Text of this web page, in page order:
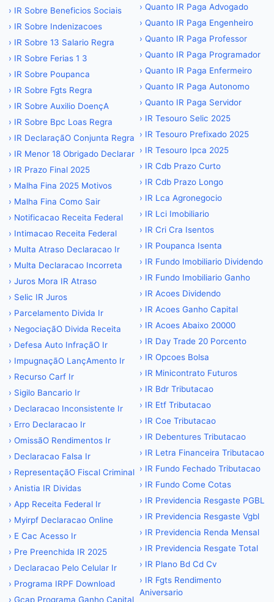
› IR Sobre Beneficios Sociais
› IR Sobre Indenizacoes
› IR Sobre 13 Salario Regra
› IR Sobre Ferias 1 3
› IR Sobre Poupanca
› IR Sobre Fgts Regra
› IR Sobre Auxilio DoençA
› IR Sobre Bpc Loas Regra
› IR DeclaraçãO Conjunta Regra
› IR Menor 18 Obrigado Declarar
› IR Prazo Final 2025
› Malha Fina 2025 Motivos
› Malha Fina Como Sair
› Notificacao Receita Federal
› Intimacao Receita Federal
› Multa Atraso Declaracao Ir
› Multa Declaracao Incorreta
› Juros Mora IR Atraso
› Selic IR Juros
› Parcelamento Divida Ir
› NegociaçãO Divida Receita
› Defesa Auto InfraçãO Ir
› ImpugnaçãO LançAmento Ir
› Recurso Carf Ir
› Sigilo Bancario Ir
› Declaracao Inconsistente Ir
› Erro Declaracao Ir
› OmissãO Rendimentos Ir
› Declaracao Falsa Ir
› RepresentaçãO Fiscal Criminal
› Anistia IR Dividas
› App Receita Federal Ir
› Myirpf Declaracao Online
› E Cac Acesso Ir
› Pre Preenchida IR 2025
› Declaracao Pelo Celular Ir
› Programa IRPF Download
› Gcap Programa Ganho Capital
› Quanto IR Paga Advogado
› Quanto IR Paga Engenheiro
› Quanto IR Paga Professor
› Quanto IR Paga Programador
› Quanto IR Paga Enfermeiro
› Quanto IR Paga Autonomo
› Quanto IR Paga Servidor
› IR Tesouro Selic 2025
› IR Tesouro Prefixado 2025
› IR Tesouro Ipca 2025
› IR Cdb Prazo Curto
› IR Cdb Prazo Longo
› IR Lca Agronegocio
› IR Lci Imobiliario
› IR Cri Cra Isentos
› IR Poupanca Isenta
› IR Fundo Imobiliario Dividendo
› IR Fundo Imobiliario Ganho
› IR Acoes Dividendo
› IR Acoes Ganho Capital
› IR Acoes Abaixo 20000
› IR Day Trade 20 Porcento
› IR Opcoes Bolsa
› IR Minicontrato Futuros
› IR Bdr Tributacao
› IR Etf Tributacao
› IR Coe Tributacao
› IR Debentures Tributacao
› IR Letra Financeira Tributacao
› IR Fundo Fechado Tributacao
› IR Fundo Come Cotas
› IR Previdencia Resgaste PGBL
› IR Previdencia Resgaste Vgbl
› IR Previdencia Renda Mensal
› IR Previdencia Resgate Total
› IR Plano Bd Cd Cv
› IR Fgts Rendimento
Aniversario